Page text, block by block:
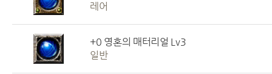
레어
+0 영혼의 매터리얼 Lv3
일반